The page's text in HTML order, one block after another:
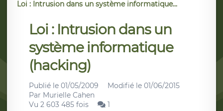
Loi : Intrusion dans un système informatique...
Loi : Intrusion dans un
système informatique
(hacking)
Publié le 01/05/2009 Modifié le 01/06/2015
Par Murielle Cahen
Vu 2 603 485 fois
1